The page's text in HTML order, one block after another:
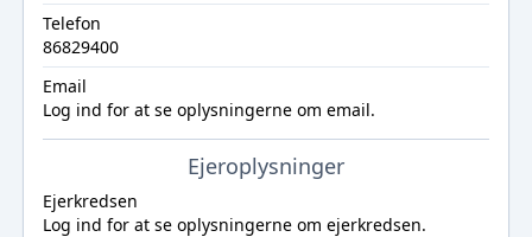
Telefon
86829400
Email
Log ind for at se oplysningerne om email.
Ejeroplysninger
Ejerkredsen
Log ind for at se oplysningerne om ejerkredsen.